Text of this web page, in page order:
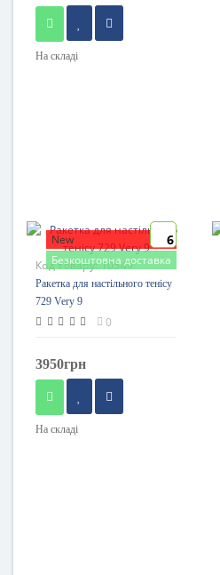
На складі
New
Безкоштовна доставка
6
Код товару:10549
Ракетка для настільного тенісу
729 Very 9
0
3950грн
На складі